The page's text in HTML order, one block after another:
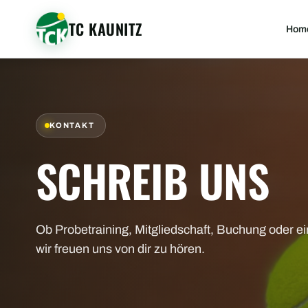
TC KAUNITZ
KONTAKT
SCHREIB UNS
Ob Probetraining, Mitgliedschaft, Buchung oder
wir freuen uns von dir zu hören.